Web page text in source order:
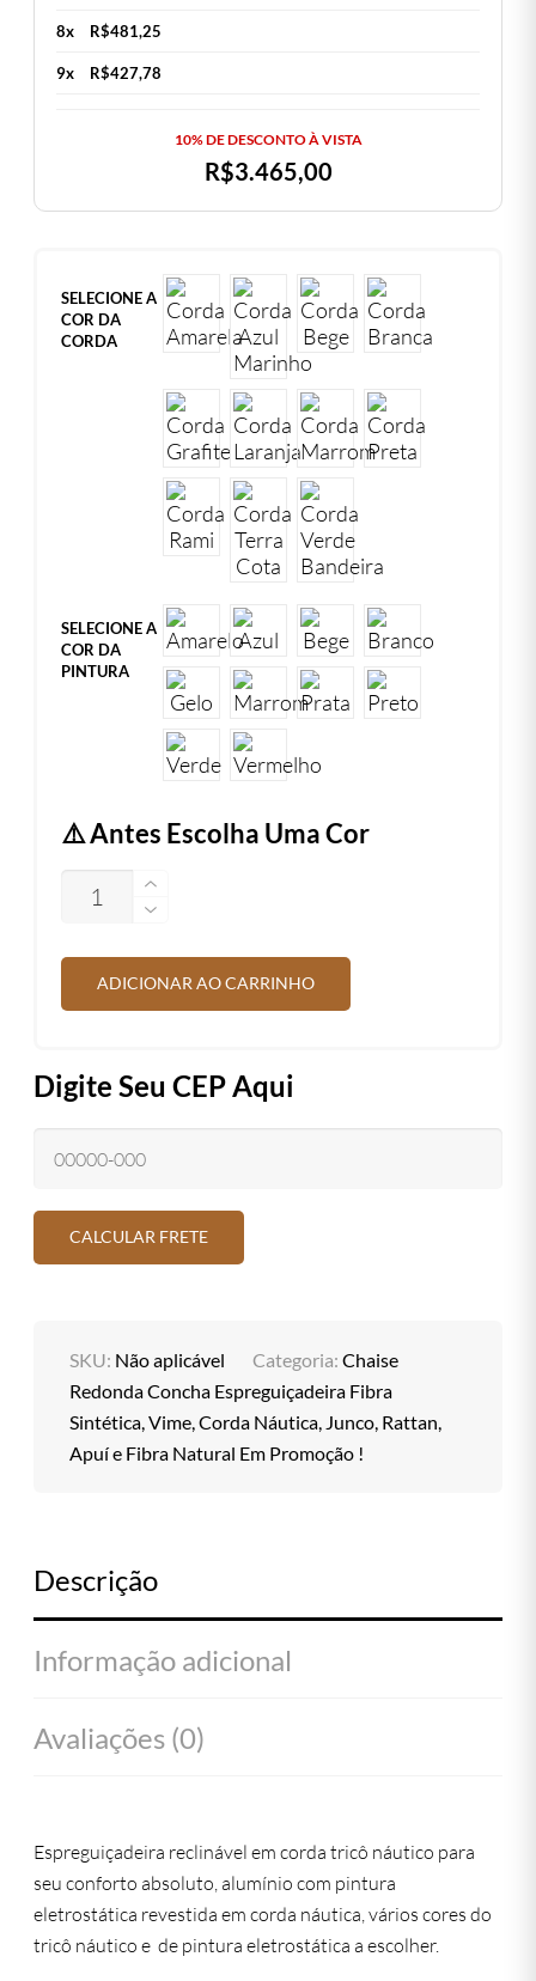
8x R$481,25
9x R$427,78
10% DE DESCONTO À VISTA
R$3.465,00
SELECIONE A
COR DA
CORDA
SELECIONE A
COR DA
PINTURA
⚠️ Antes Escolha Uma Cor
QUANTIDADE
ADICIONAR AO CARRINHO
Digite Seu CEP Aqui
SKU: Não aplicável Categoria:Chaise
Redonda Concha Espreguiçadeira Fibra
Sintética, Vime, Corda Náutica, Junco, Rattan,
Apuí e Fibra Natural Em Promoção !
Descrição
Informação adicional
Avaliações (0)
Espreguiçadeira reclinável em corda tricô náutico para
seu conforto absoluto, alumínio com pintura
eletrostática revestida em corda náutica, vários cores do
tricô náutico e de pintura eletrostática a escolher.